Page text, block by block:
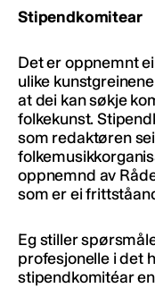
Stipendkomitear
Det er oppnemnt
ulike
at dei kan søkje
folkekunst.
som redaktøren
oppnemnd av
som er ei
Eg stiller
profesjonelle i det
stipendkomitéar